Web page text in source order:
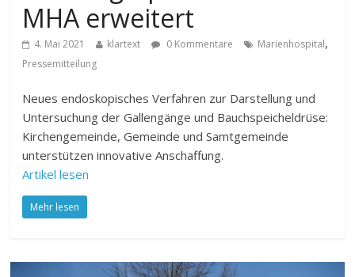
MHA erweitert
4. Mai 2021 klartext 0 Kommentare Marienhospital,
Pressemitteilung
Neues endoskopisches Verfahren zur Darstellung und
Untersuchung der Gallengänge und Bauchspeicheldrüse:
Kirchengemeinde, Gemeinde und Samtgemeinde
unterstützen innovative Anschaffung.
Artikel lesen
Mehr lesen